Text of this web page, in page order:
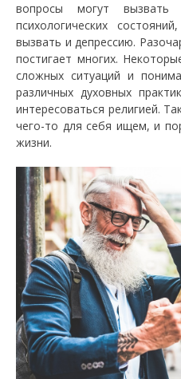
вопросы могут
психологических
вызвать и депрессию.
постигает многих.
сложных ситуаций и
различных духовных
интересоваться религией.
чего-то для себя ищем, и
жизни.